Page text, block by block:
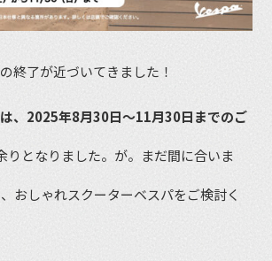
終了が近づいてきました！
、2025年8月30日〜11月30日までのご
りとなりました。が。まだ間に合いま
おしゃれスクーターベスパをご検討く